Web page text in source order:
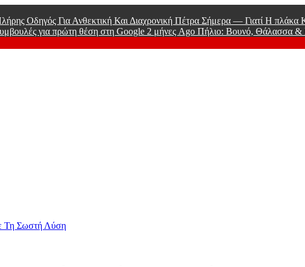
Οδηγός Για Ανθεκτική Και Διαχρονική Πέτρα Σήμερα — Γιατί Η πλάκα
για πρώτη θέση στη Google 2 μήνες Ago Πήλιο: Βουνό, Θάλασσα &
Τη Σωστή Λύση